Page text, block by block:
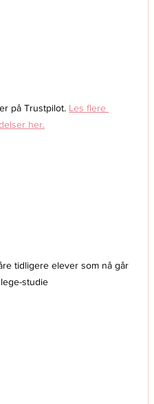
på Trustpilot. Les flere
her.
tidligere elever som nå går
studie